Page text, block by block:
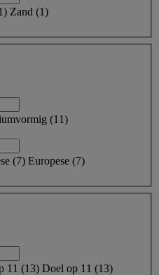
) Zand (1)
(11)
(7) Europese (7)
11 (13) Doel op 11 (13)